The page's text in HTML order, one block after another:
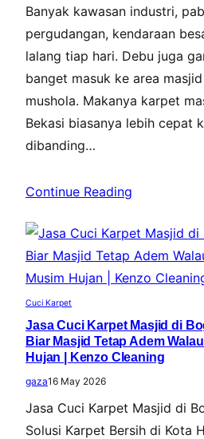
Banyak kawasan industri,
pergudangan, kendaraan
lalang tiap hari. Debu juga
banget masuk ke area
mushola. Makanya karpet
Bekasi biasanya lebih cepat
dibanding…
Continue Reading
Cuci Karpet
Jasa Cuci Karpet Masjid di
Biar Masjid Tetap Adem
Hujan | Kenzo Cleaning
gaza16 May 2026
Jasa Cuci Karpet Masjid di
Solusi Karpet Bersih di Kota